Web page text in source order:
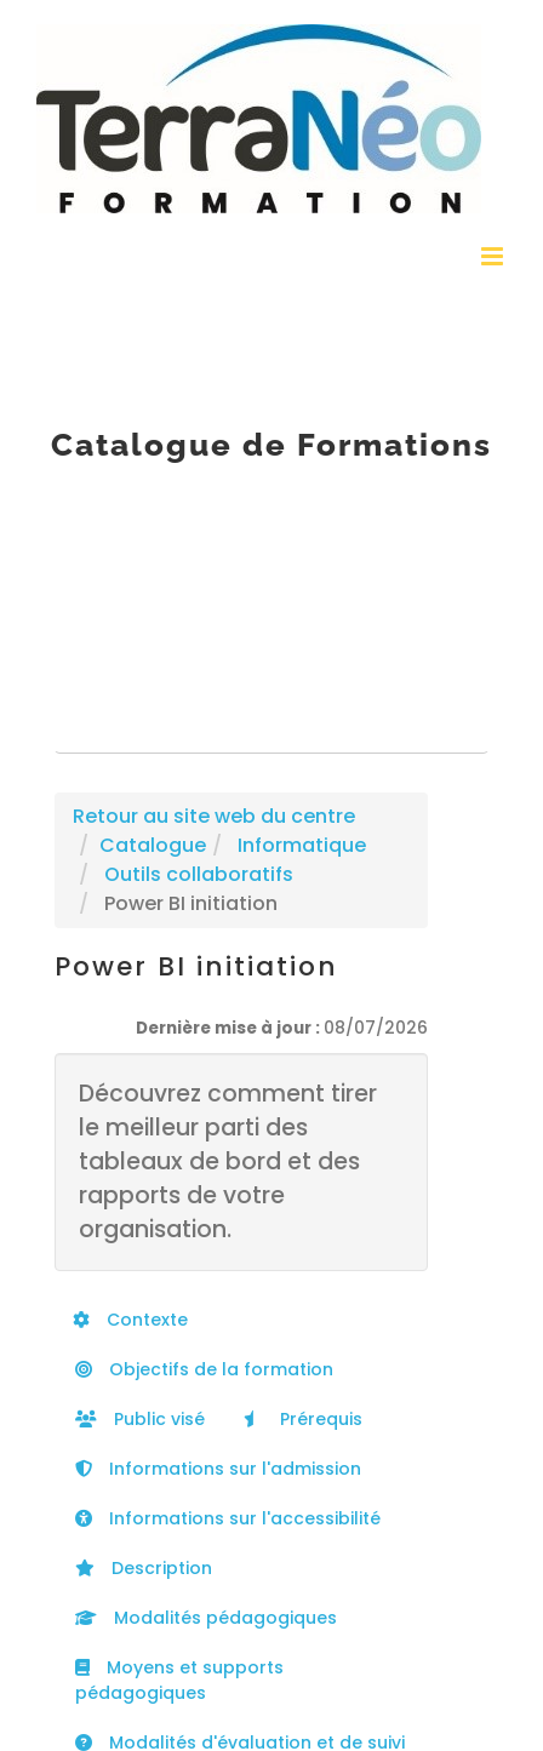
Catalogue de Formations
Retour au site web du centre
Catalogue
Informatique
Outils collaboratifs
Power BI initiation
Power BI initiation
Dernière mise à jour : 08/07/2026
Découvrez comment tirer
le meilleur parti des
tableaux de bord et des
rapports de votre
organisation.
Contexte
Objectifs de la formation
Public visé Prérequis
Informations sur l'admission
Informations sur l'accessibilité
Description
Modalités pédagogiques
Moyens et supports
pédagogiques
Modalités d'évaluation et de suivi